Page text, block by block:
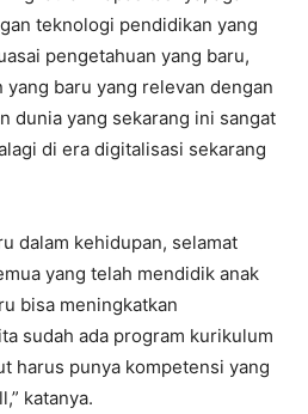
teknologi pendidikan yang
pengetahuan yang baru,
baru yang relevan dengan
dunia yang sekarang ini sangat
di era digitalisasi sekarang
dalam kehidupan, selamat
yang telah mendidik anak
bisa meningkatkan
sudah ada program kurikulum
harus punya kompetensi yang
katanya.